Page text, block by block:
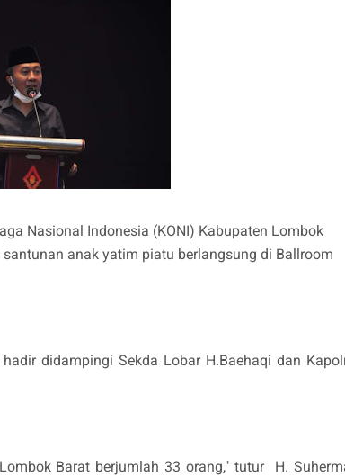
Nasional Indonesia (KONI) Kabupaten Lombok
anak yatim piatu berlangsung di Ballroom
didampingi Sekda Lobar H.Baehaqi dan
Barat berjumlah 33 orang," tutur H.